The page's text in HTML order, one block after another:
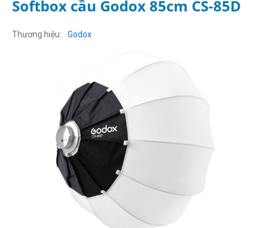
Softbox cầu Godox 85cm CS-85D
Thương hiệu Godox